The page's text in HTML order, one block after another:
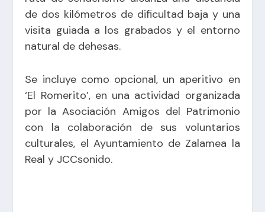
de dos kilómetros de dificultad baja y una
visita guiada a los grabados y el entorno
natural de dehesas.
Se incluye como opcional, un aperitivo en
‘El Romerito’, en una actividad organizada
por la Asociación Amigos del Patrimonio
con la colaboración de sus voluntarios
culturales, el Ayuntamiento de Zalamea la
Real y JCCsonido.